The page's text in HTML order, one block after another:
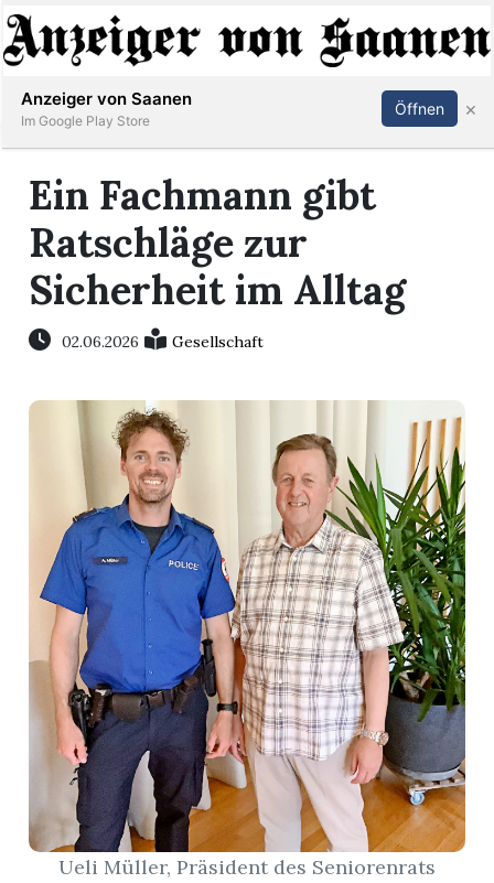
Abonnieren Anmelden
Ein Fachmann gibt
Ratschläge zur
Sicherheit im Alltag
02.06.2026 Gesellschaft
Ueli Müller, Präsident des Seniorenrats
Anzeiger von Saanen
Im Google Play Store
Öffnen ×